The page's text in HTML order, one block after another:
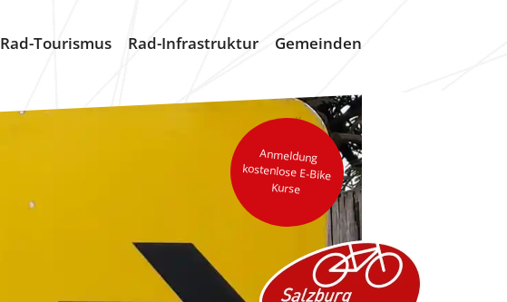
Rad-Tourismus Rad-Infrastruktur Gemeinden
Anmeldung
kostenlose E-Bike
Kurse